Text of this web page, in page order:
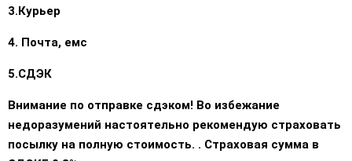
3.Курьер
4. Почта, емс
5.СДЭК
Внимание по отправке сдэком! Во избежание
недоразумений настоятельно рекомендую страховать
посылку на полную стоимость. . Страховая сумма в